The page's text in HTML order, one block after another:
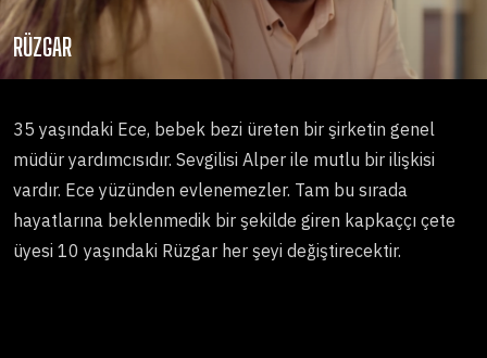
RÜZGAR
35 yaşındaki Ece, bebek bezi üreten bir şirketin genel
müdür yardımcısıdır. Sevgilisi Alper ile mutlu bir ilişkisi
vardır. Ece yüzünden evlenemezler. Tam bu sırada
hayatlarına beklenmedik bir şekilde giren kapkaççı çete
üyesi 10 yaşındaki Rüzgar her şeyi değiştirecektir.